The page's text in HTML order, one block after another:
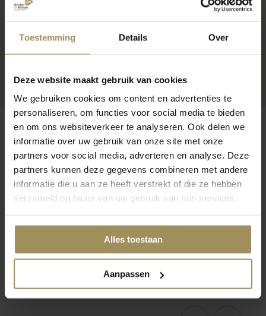
Toestemming Details Over
Deze website maakt gebruik van cookies
We gebruiken cookies om content en advertenties te
personaliseren, om functies voor social media te bieden
en om ons websiteverkeer te analyseren. Ook delen we
informatie over uw gebruik van onze site met onze
partners voor social media, adverteren en analyse. Deze
partners kunnen deze gegevens combineren met andere
informatie die u aan ze heeft verstrekt of die ze hebben
verzameld op basis van uw gebruik van hun services.
Alles toestaan
Aanpassen
Op zoek naar meer inspiratie?
TV-meubels Salontafels